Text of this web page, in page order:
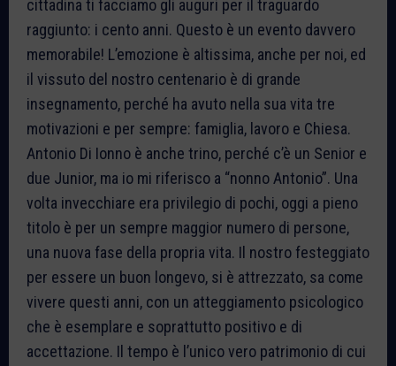
cittadina ti facciamo gli auguri per il traguardo
raggiunto: i cento anni. Questo è un evento davvero
memorabile! L’emozione è altissima, anche per noi, ed
il vissuto del nostro centenario è di grande
insegnamento, perché ha avuto nella sua vita tre
motivazioni e per sempre: famiglia, lavoro e Chiesa.
Antonio Di Ionno è anche trino, perché c’è un Senior e
due Junior, ma io mi riferisco a “nonno Antonio”. Una
volta invecchiare era privilegio di pochi, oggi a pieno
titolo è per un sempre maggior numero di persone,
una nuova fase della propria vita. Il nostro festeggiato
per essere un buon longevo, si è attrezzato, sa come
vivere questi anni, con un atteggiamento psicologico
che è esemplare e soprattutto positivo e di
accettazione. Il tempo è l’unico vero patrimonio di cui